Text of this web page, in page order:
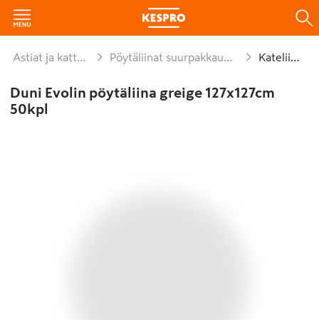
Astiat ja kattaus Pöytäliinat suurpakkaukset Kateliinat
Duni Evolin pöytäliina greige 127x127cm
50kpl